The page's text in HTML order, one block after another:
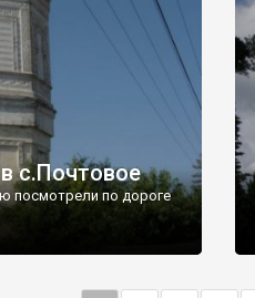
с.Почтовое
посмотрели по дороге